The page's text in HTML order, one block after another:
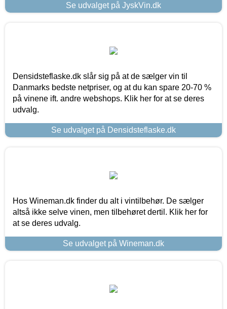
Se udvalget på JyskVin.dk
Densidsteflaske.dk slår sig på at de sælger vin til
Danmarks bedste netpriser, og at du kan spare 20-70 %
på vinene ift. andre webshops. Klik her for at se deres
udvalg.
Se udvalget på Densidsteflaske.dk
Hos Wineman.dk finder du alt i vintilbehør. De sælger
altså ikke selve vinen, men tilbehøret dertil. Klik her for
at se deres udvalg.
Se udvalget på Wineman.dk